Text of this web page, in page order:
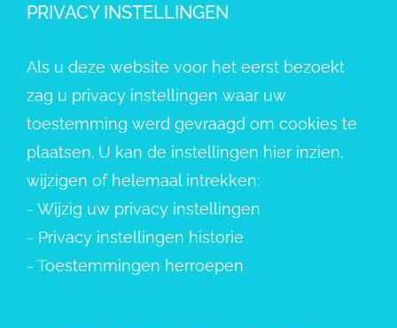
PRIVACY INSTELLINGEN
Als u deze website voor het eerst bezoekt
zag u privacy instellingen waar uw
toestemming werd gevraagd om cookies te
plaatsen. U kan de instellingen hier inzien,
wijzigen of helemaal intrekken:
- Wijzig uw privacy instellingen
- Privacy instellingen historie
- Toestemmingen herroepen